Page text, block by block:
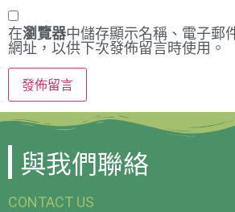
在瀏覽器中儲存顯示名稱、電子郵
網址，以供下次發佈留言時使用。
與我們聯絡
CONTACT US